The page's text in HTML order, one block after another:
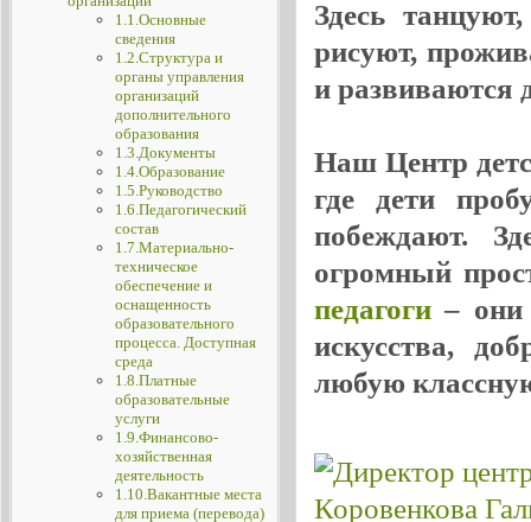
1.1.Основные
сведения
1.2.Структура и
органы управления
организаций
дополнительного
образования
1.3.Документы
1.4.Образование
1.5.Руководство
1.6.Педагогический
состав
1.7.Материально-
техническое
обеспечение и
оснащенность
образовательного
процесса. Доступная
среда
1.8.Платные
образовательные
услуги
1.9.Финансово-
хозяйственная
деятельность
1.10.Вакантные места
для приема (перевода)
Здесь
рисуют,
и развиваются
Наш Центр
где дети
побеждают.
огромный
педагоги– они
искусства,
любую